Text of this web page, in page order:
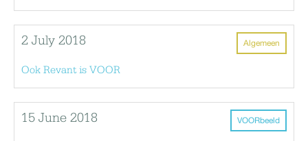
Algemeen
2 July 2018
Ook Revant is VOOR
VOORbeeld
15 June 2018